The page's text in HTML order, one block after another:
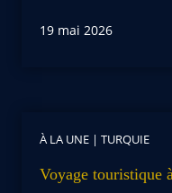
19 mai 2026
À LA UNE | TURQUIE
Voyage touristique